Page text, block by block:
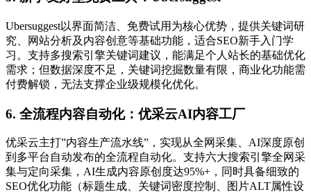
Ubersuggest以界面简洁、免费试用为核心优势，提供关键词研
究、网站分析及内容创意等基础功能，适合SEO新手入门学
习。支持多搜索引擎关键词建议，能满足个人站长的基础优化
需求；但数据深度不足，关键词挖掘数量有限，商业化功能需
付费解锁，无法支撑企业级规模化优化。
6. 全流程内容自动化：优采云AI内容工厂
优采云主打”内容生产流水线”，实现从全网采集、AI深度原创
到多平台自动发布的全流程自动化。支持六大搜索引擎全网采
集与定向采集，AI生成内容原创度达95%+，同时具备细致的
SEO优化功能（标题生成、关键词密度控制、图片ALT属性设